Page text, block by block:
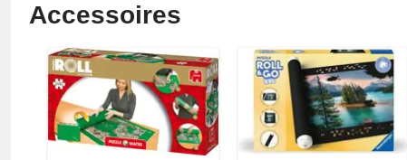
Accessoires